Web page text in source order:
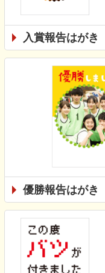
入賞報告はがき
優勝報告はがき